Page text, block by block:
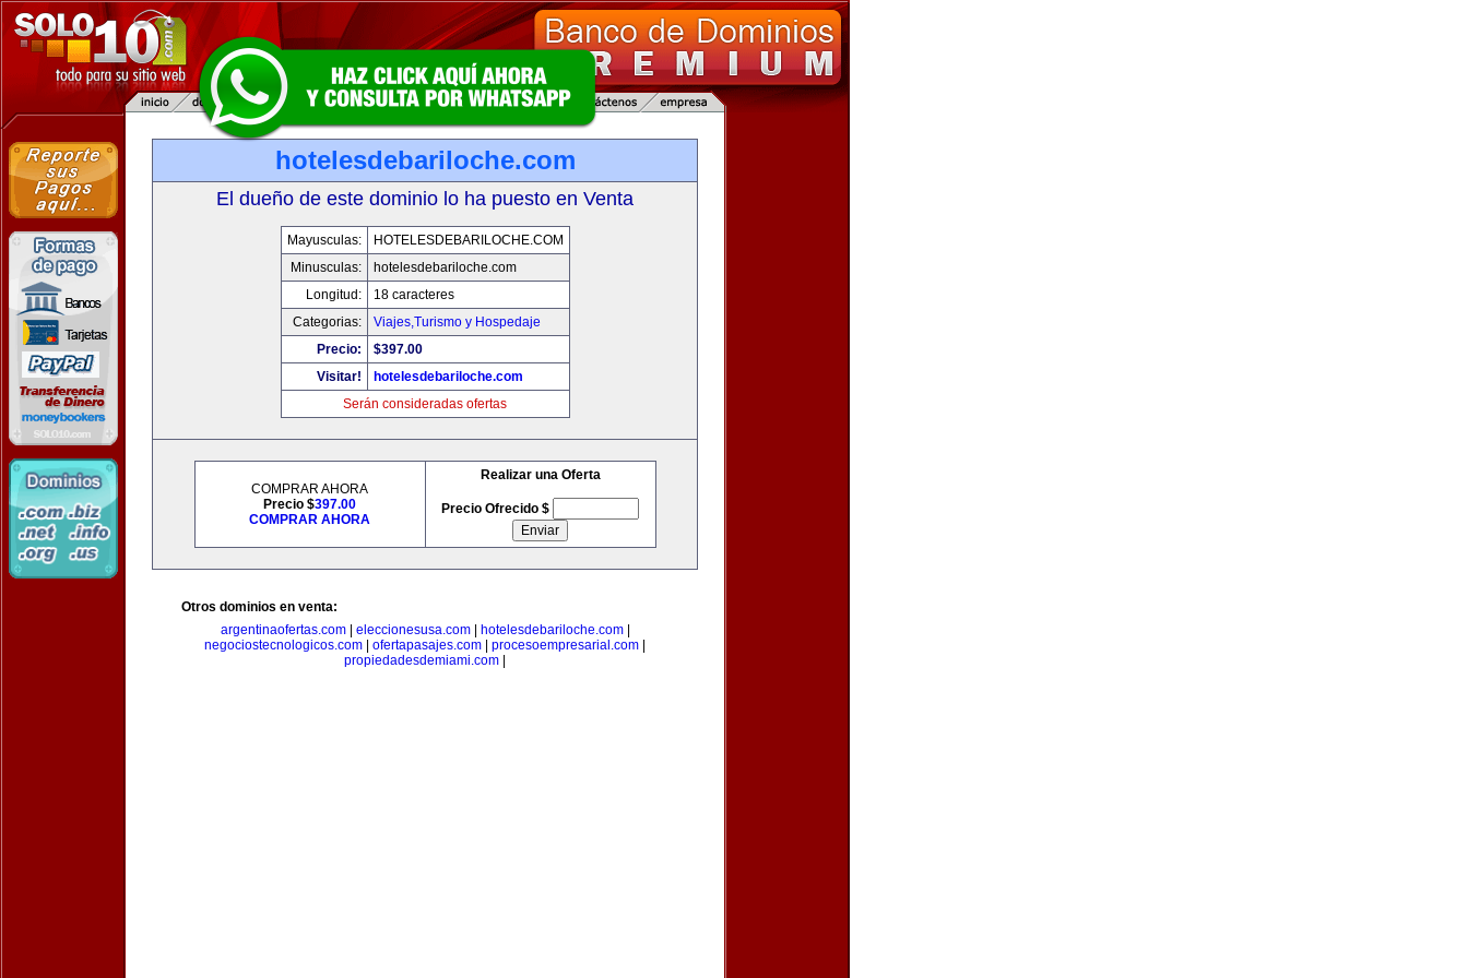
hotelesdebariloche.com
El dueño de este dominio lo ha puesto en Venta
Mayusculas:
HOTELESDEBARILOCHE.COM
Minusculas:
hotelesdebariloche.com
Longitud:
18 caracteres
Categorias:
Viajes,Turismo y Hospedaje
Precio:
$397.00
Visitar!
hotelesdebariloche.com
Serán consideradas ofertas
COMPRAR AHORA
Precio $397.00
COMPRAR AHORA
Realizar una Oferta
Precio Ofrecido $
Otros dominios en venta:
argentinaofertas.com| eleccionesusa.com| hotelesdebariloche.com|
negociostecnologicos.com
ofertapasajes.com procesoempresarial.com
propiedadesdemiami.com